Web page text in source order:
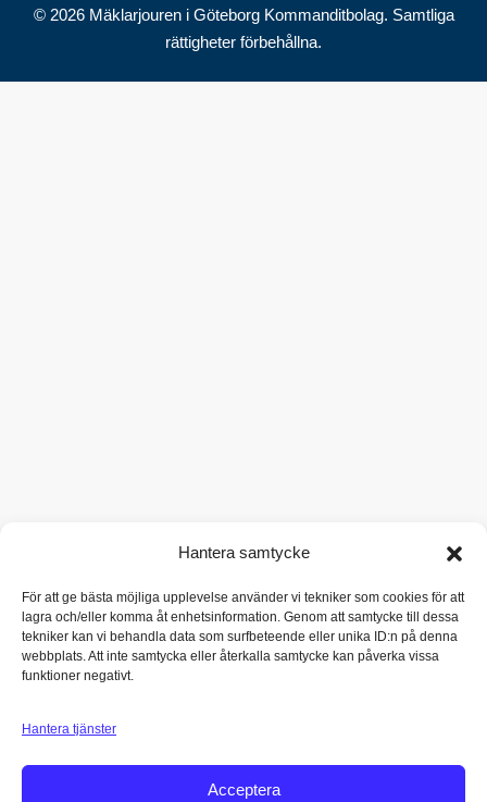
Hantera samtycke
För att ge bästa möjliga upplevelse använder vi tekniker som cookies för att
lagra och/eller komma åt enhetsinformation. Genom att samtycke till dessa
tekniker kan vi behandla data som surfbeteende eller unika ID:n på denna
webbplats. Att inte samtycka eller återkalla samtycke kan påverka vissa
funktioner negativt.
Hantera tjänster
Acceptera
© 2026 Mäklarjouren i Göteborg Kommanditbolag. Samtliga
rättigheter förbehållna.